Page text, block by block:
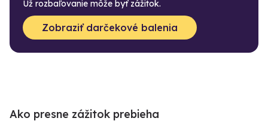
Už rozbaľovanie môže byť zážitok.
Zobraziť darčekové balenia
Ako presne zážitok prebieha